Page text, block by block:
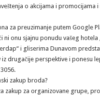
o akcijama i promocijama
za preuzimanje putem Google
ni onu sjajnu ponudu vašeg
i gliserima Dunavom
iz drugačije perspektive i ponesu
zakup broda?
zakup za organizovane grupe,